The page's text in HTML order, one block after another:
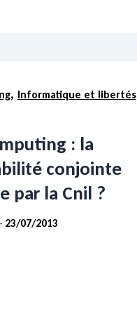
, Informatique et libertés
: la
conjointe
par la Cnil ?
- 23/07/2013